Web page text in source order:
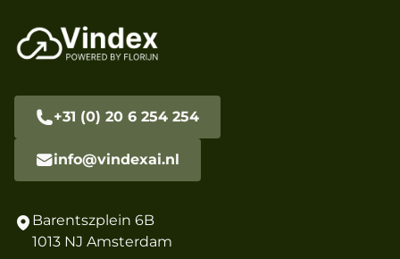
+31 (0) 20 6 254 254
info@vindexai.nl
Barentszplein 6B
1013 NJ Amsterdam